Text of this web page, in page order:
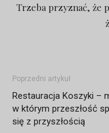
Trzeba przyznać, że
Poprzedni artykuł
Restauracja Koszyki –
w którym przeszłość
się z przyszłością